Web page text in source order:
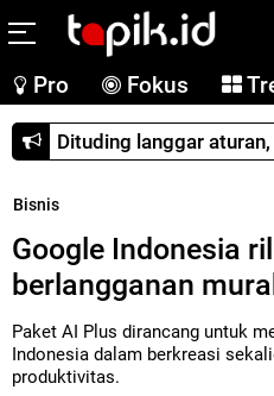
Pro Fokus
Dituding langgar
Bisnis
Google Indonesia
berlangganan
Paket AI Plus dirancang untuk
Indonesia dalam berkreasi
produktivitas.